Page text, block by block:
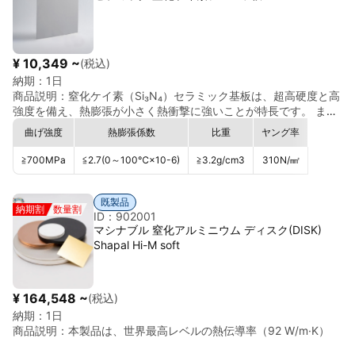
工関節として使用できます。 窒化ケイ素のメリット： 1． 高強
度・高硬度： 窒化ケイ素セラミックスはダイヤモンドに近い極め
て高い硬度・強度を有し、優れた 耐摩耗性・耐傷性を示し、高摩
耗・高負荷環境に適しています。 2． 優れた耐熱性： 窒化ケイ素
セラミックスは、熱膨張係数が低く、熱伝導性に優れ、高温環境
下でも物理的・機械的特性を維持できます。 3． 優れた化学的安
定性： 窒化ケイ素セラミックは、多くの化学媒体や酸、アルカリ
に適しています。 4． 優れた絶縁特性： 窒化ケイ素セラミックは
優れた絶縁特性を備え、高電圧および高温に耐えることができ、
のセラミック材料と比較して、窒化ケイ素セラミックは密度が低
く軽量であるため、軽量、負荷と慣性の低減が必要な用途に有利
です。 窒化ケイ素のデメリット： 1． 高価： 窒化ケイ素セラミッ
クは、調製および加工コストが高い高性能材料であり、比較的高
価です。 2． 脆性： 窒化ケイ素セラミックは、その高い硬度と強
が加わると破損する場合があります。 3． 加工難易度： 窒化ケイ
素セラミックスは硬度が高く脆いため、加工時の切断、研削、成
形などの作業が困難です。特別な加工技術と設備が必要です。
¥ 10,349 ~(税込)
納期： 1日
商品説明： 窒化ケイ素（Si₃N₄）セラミック基板は、超高硬度と高
強度を備え、熱膨張が小さく熱衝撃に強いことが特長です。 ま
た、高温環境下でも優れた機械特性を維持し、耐酸化性や耐熱腐
食性に優れ、摩擦係数も低いため、高い信頼性が求められる用途
に最適です。 ・ 体積密度(g/cm³)：3.20 ± 0.05 ・ 硬度(HRA)：≥
90 ・ 断裂靭性(MPa·m¹ᐟ²)：6.0 ～ 7.0 ・ 抗弯強度(曲げ強度)
℃： 3.0 ～ 3.2 ・ 絶縁破壊電圧(kV)：＞10 ・ 圧縮強度
MPa：≥ 1500 ・ 熱伝導率W/(m·K)：15 ～ 20
曲げ強度
≧700MPa
熱膨張係数
≦2.7(0～100℃×10-6)
比重
≧3.2g/cm3
ヤング率
310N/㎟
納期割 数量割
既製品
ID：902001
マシナブル 窒化アルミニウム ディスク(DISK)
Shapal Hi-M soft
¥ 164,548 ~(税込)
納期： 1日
商品説明： 本製品は、世界最高レベルの熱伝導率（92 W/m·K）